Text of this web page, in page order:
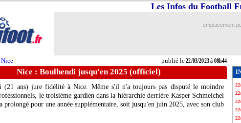
Nice publié le22/03/2023 à 08h44
Les Infos du Football
emplacement
Nice : Boulhendi jusqu'en 2025 (officiel)
(21 ans) jure fidélité à Nice. Même s'il n'a toujours pas disputé le moindre
le troisième gardien dans la hiérarchie derrière Kasper Schmeichel
prolongé pour une année supplémentaire, soit jusqu'en juin 2025, avec son club